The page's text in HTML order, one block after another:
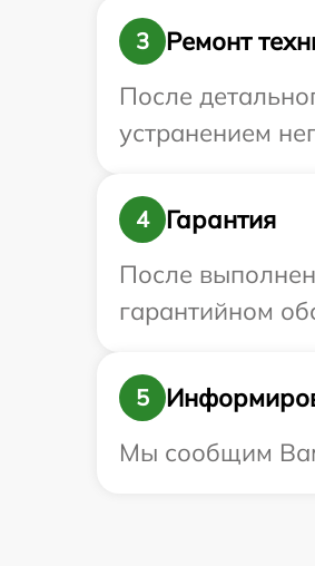
3
Ремонт
После
устранением
4
Гарантия
После
гарантийном
5
Мы сообщим